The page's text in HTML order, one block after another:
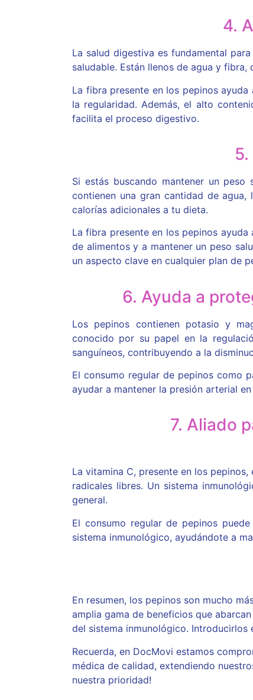
4.
La salud digestiva es fundamental
saludable. Están llenos de agua y
La fibra presente en los pepinos
la regularidad. Además, el alto
facilita el proceso digestivo.
Si estás buscando mantener un
contienen una gran cantidad de
calorías adicionales a tu dieta.
La fibra presente en los pepinos
de alimentos y a mantener un peso
un aspecto clave en cualquier plan de
6. Ayuda a
Los pepinos contienen potasio y
conocido por su papel en la
sanguíneos, contribuyendo a la
El consumo regular de pepinos como
ayudar a mantener la presión arterial
7. Aliado
La vitamina C, presente en los
radicales libres. Un sistema
general.
El consumo regular de pepinos
sistema inmunológico, ayudándote a
En resumen, los pepinos son mucho
amplia gama de beneficios que
del sistema inmunológico. Introducirlos
Recuerda, en DocMovi estamos
médica de calidad, extendiendo
nuestra prioridad!